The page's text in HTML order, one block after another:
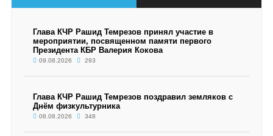
Глава КЧР Рашид Темрезов принял участие в
мероприятии, посвященном памяти первого
Президента КБР Валерия Кокова
09.08.2026 293
Глава КЧР Рашид Темрезов поздравил земляков с
Днём физкультурника
08.08.2026 348